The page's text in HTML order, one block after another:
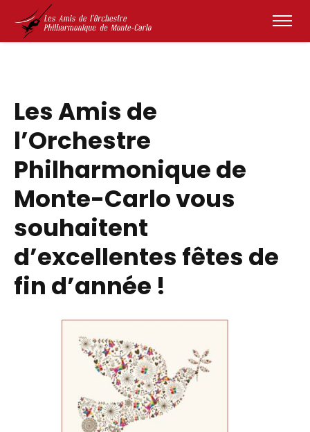
Les Amis de
l’Orchestre
Philharmonique de
Monte-Carlo vous
souhaitent
d’excellentes fêtes de
fin d’année !